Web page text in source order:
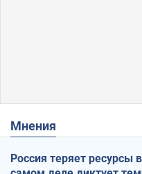
Мнения
Россия теряет ресурсы